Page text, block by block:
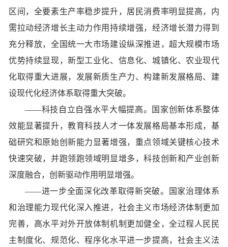
区间，全要素生产率稳步提升，居民消费率明显提高，内
需拉动经济增长主动力作用持续增强，经济增长潜力得到
充分释放，全国统一大市场建设纵深推进，超大规模市场
优势持续显现，新型工业化、信息化、城镇化、农业现代
化取得重大进展，发展新质生产力、构建新发展格局、建
设现代化经济体系取得重大突破。
——科技自立自强水平大幅提高。国家创新体系整体
效能显著提升，教育科技人才一体发展格局基本形成，基
础研究和原始创新能力显著增强，重点领域关键核心技术
快速突破，并跑领跑领域明显增多，科技创新和产业创新
深度融合，创新驱动作用明显增强。
——进一步全面深化改革取得新突破。国家治理体系
和治理能力现代化深入推进，社会主义市场经济体制更加
完善，高水平对外开放体制机制更加健全，全过程人民民
主制度化、规范化、程序化水平进一步提高，社会主义法